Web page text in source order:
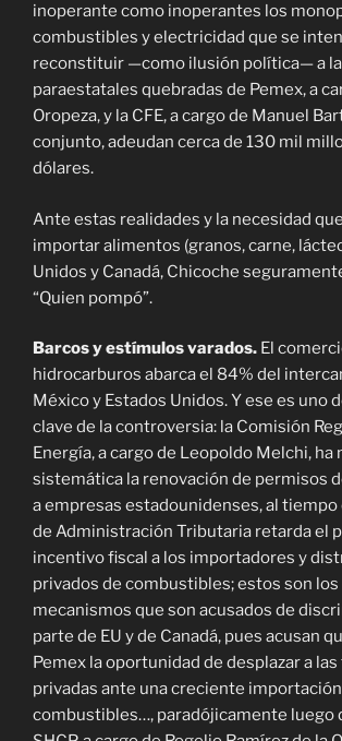
inoperante como inoperantes los
combustibles y electricidad que se
reconstituir —como ilusión política— a
paraestatales quebradas de Pemex, a
Oropeza, y la CFE, a cargo de Manuel
conjunto, adeudan cerca de 130 mil
dólares.
Ante estas realidades y la necesidad
importar alimentos (granos, carne,
Unidos y Canadá, Chicoche
“Quien pompó”.
Barcos y estímulos varados. El
hidrocarburos abarca el 84% del
México y Estados Unidos. Y ese es uno
clave de la controversia: la Comisión
Energía, a cargo de Leopoldo Melchi, ha
sistemática la renovación de permisos
a empresas estadounidenses, al
de Administración Tributaria retarda el
incentivo fiscal a los importadores y
privados de combustibles; estos son los
mecanismos que son acusados de
parte de EU y de Canadá, pues acusan
Pemex la oportunidad de desplazar a
privadas ante una creciente
combustibles…, paradójicamente luego